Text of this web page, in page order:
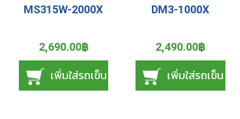
MS315W-2000X
2,690.00฿
เพิ่มใส่รถเข็น
DM3-1000X
2,490.00฿
เพิ่มใส่รถเข็น